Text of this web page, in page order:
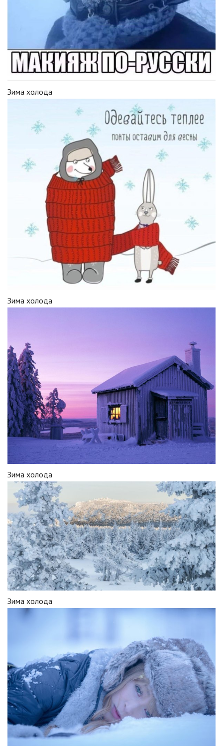
Зима холода
Зима холода
Зима холода
Зима холода